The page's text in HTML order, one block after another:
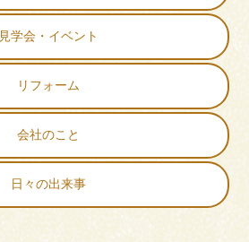
見学会・イベント
リフォーム
会社のこと
日々の出来事